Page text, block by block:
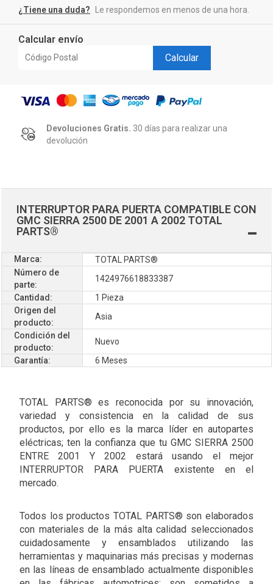
¿Tiene una duda? Le respondemos en menos de una hora.
Calcular envío
Calcular
Devoluciones Gratis. 30 días para realizar una
devolución
INTERRUPTOR PARA PUERTA COMPATIBLE CON
GMC SIERRA 2500 DE 2001 A 2002 TOTAL
PARTS®
Marca:
TOTAL PARTS®
Número de
parte:
1424976618833387
Cantidad:
1 Pieza
Origen del
producto:
Asia
Condición del
producto:
Nuevo
Garantía:
6 Meses
TOTAL PARTS® es reconocida por su innovación,
variedad y consistencia en la calidad de sus
productos, por ello es la marca líder en autopartes
eléctricas; ten la confianza que tu GMC SIERRA 2500
ENTRE 2001 Y 2002 estará usando el mejor
INTERRUPTOR PARA PUERTA existente en el
mercado.
Todos los productos TOTAL PARTS® son elaborados
con materiales de la más alta calidad seleccionados
cuidadosamente y ensamblados utilizando las
herramientas y maquinarias más precisas y modernas
en las líneas de ensamblado actualmente disponibles